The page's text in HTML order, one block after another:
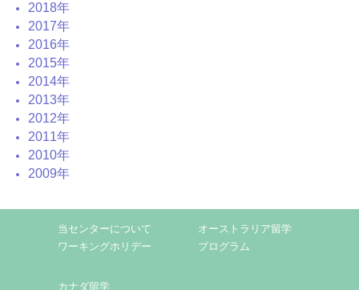
2018年
2017年
2016年
2015年
2014年
2013年
2012年
2011年
2010年
2009年
当センターについて
ワーキングホリデー
カナダ留学
オーストラリア留学
プログラム